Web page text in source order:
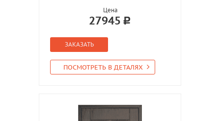
Цена
27945
ЗАКАЗАТЬ
ПОСМОТРЕТЬ В ДЕТАЛЯХ